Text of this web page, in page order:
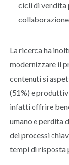
cicli di vendita
La ricerca ha
modernizzare il
contenuti si
(51%) e
infatti offrire
umano e perdita
dei processi
tempi di risposta